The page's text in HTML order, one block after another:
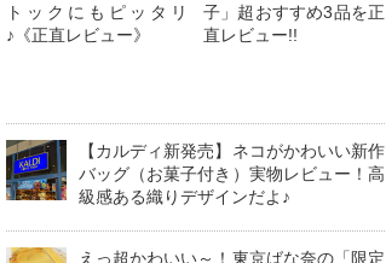
トックにもピッタリ
♪《正直レビュー》
子」超おすすめ3品を正
直レビュー!!
【カルディ新発売】ネコがかわいい新作
バッグ（お菓子付き）実物レビュー！高
級感ある織りデザインだよ♪
えっ超かわいい～！東京ばな奈の「限定